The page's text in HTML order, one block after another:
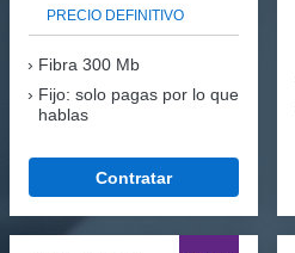
PRECIO DEFINITIVO
Fibra 300 Mb
Fijo: solo pagas por lo que
hablas
Contratar